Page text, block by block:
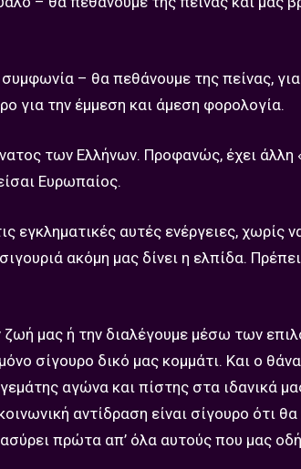
– θα πεθάνουμε της πείνας,
για την έμμεση και άμεση φορολογία.
των Ελλήνων. Προφανώς, έχει άλλη
Ευρωπαίος.
εγκληματικές αυτές ενέργειες, χωρίς
ακόμη μας δίνει η ελπίδα.
μας ή την διαλέγουμε μέσω των
σίγουρο δικό μας κομμάτι. Και ο
αγώνα και πίστης στα ιδανικά
αντίδραση είναι σίγουρο ότι
πρώτα απ’ όλα αυτούς που μας